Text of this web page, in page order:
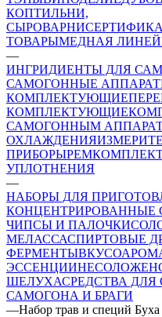
КОПТИЛЬНИ,
СЫРОВАРНИ
ТОВАРЫМЕДНАЯ
—
ИНГРИДИЕНТЫ ДЛЯ
САМОГОННЫЕ
КОМПЛЕКТУЮЩИЕ
КОМПЛЕКТУЮЩИЕ
САМОГОННЫМ
ОХЛАЖДЕНИЯ
ПРИБОРЫ
УПЛОТНЕНИЯ
—
НАБОРЫ ДЛЯ
КОНЦЕНТРИРОВАННЫЕ
ЧИПСЫ И ПАЛОЧКИ
МЕЛАССАСПИРТОВЫЕ
ФЕРМЕНТЫ
ЭССЕНЦИИ
ШЕЛУХАСРЕДСТВА
САМОГОНА И БРАГИ
—Набор трав и специй Буха